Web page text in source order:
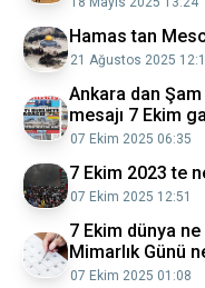
Hamas tan
21 Ağustos 2025
Ankara dan
mesajı 7 Ekim
07 Ekim 2025 06:35
7 Ekim 2023 te
07 Ekim 2025 12:51
7 Ekim dünya
Mimarlık Günü
07 Ekim 2025 01:08